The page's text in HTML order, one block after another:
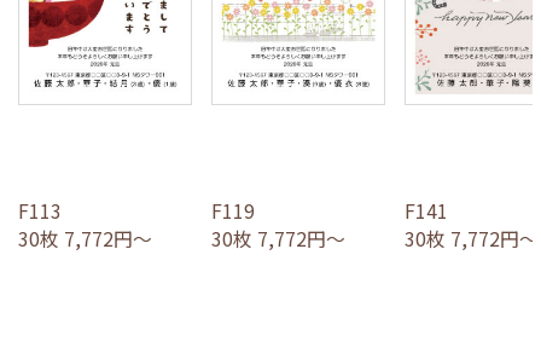
F113
30枚 7,772円～
F119
30枚 7,772円～
F141
30枚 7,772円～